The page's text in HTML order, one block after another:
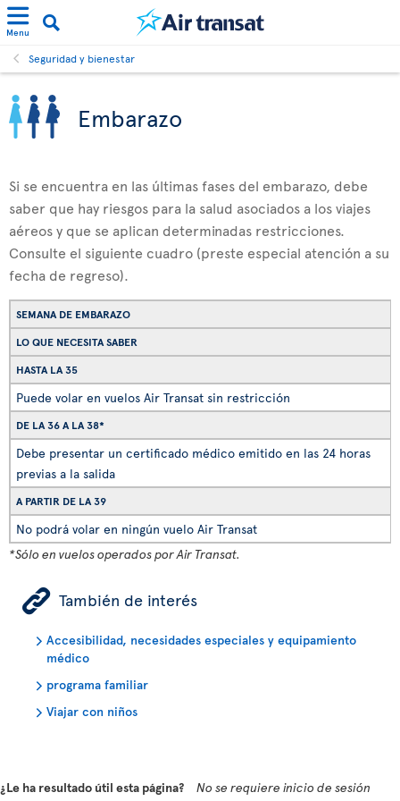
Menu
Seguridad y bienestar
Embarazo
Si se encuentra en las últimas fases del embarazo, debe
saber que hay riesgos para la salud asociados a los viajes
aéreos y que se aplican determinadas restricciones.
Consulte el siguiente cuadro (preste especial atención a su
fecha de regreso).
SEMANA DE EMBARAZO
LO QUE NECESITA SABER
HASTA LA 35
Puede volar en vuelos Air Transat sin restricción
DE LA 36 A LA 38*
Debe presentar un certificado médico emitido en las 24 horas
previas a la salida
A PARTIR DE LA 39
No podrá volar en ningún vuelo Air Transat
*Sólo en vuelos operados por Air Transat.
ÿ También de interés
Accesibilidad, necesidades especiales y equipamiento
médico
programa familiar
Viajar con niños
¿Le ha resultado útil esta página?
No se requiere inicio de sesión